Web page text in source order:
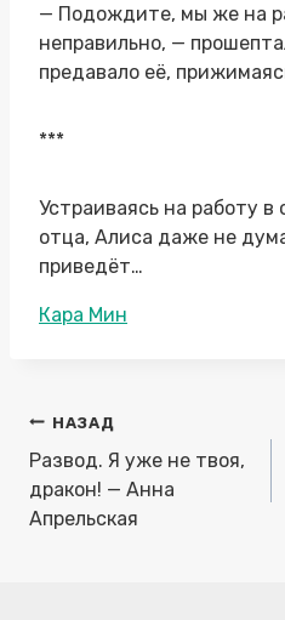
— Подождите, мы же на
неправильно, —
предавало её,
***
Устраиваясь на работу в
отца, Алиса даже не
приведёт…
Метки
Кара Мин
Навигация
по
записям
НАЗАД
Развод. Я уже не твоя,
дракон! — Анна
Апрельская